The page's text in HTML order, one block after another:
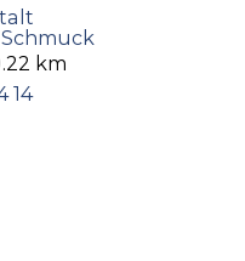
Schmuck
km
14